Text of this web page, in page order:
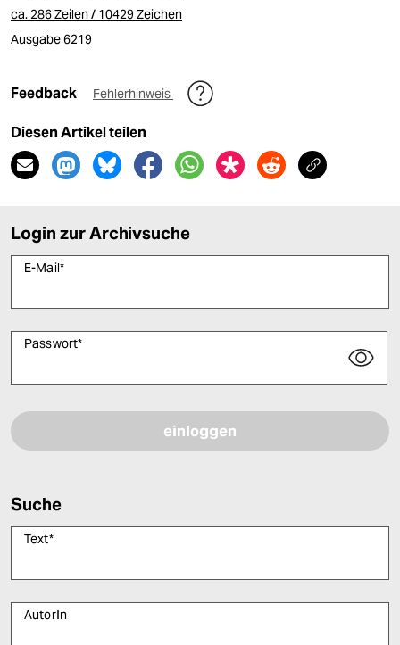
ca. 286 Zeilen / 10429 Zeichen
Ausgabe 6219
Feedback Fehlerhinweis
Diesen Artikel teilen
Login zur Archivsuche
E-Mail*
Passwort*
Suche
Text*
AutorIn